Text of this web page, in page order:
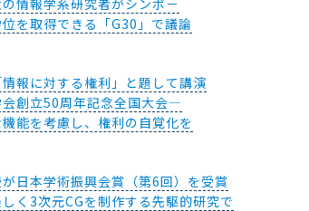
情報学系研究者がシンポ－
を取得できる「G30」で議論
報に対する権利」と題して講演
創立50周年記念全国大会―
能を考慮し、権利の自覚化を
日本学術振興会賞（第6回）を受賞
く3次元CGを制作する先駆的研究で